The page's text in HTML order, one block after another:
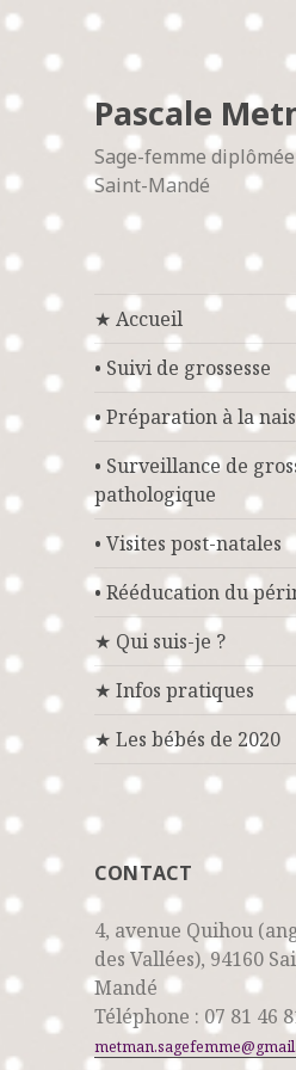
Pascale
Sage-femme
Saint-Mandé
★ Accueil
• Suivi de grossesse
• Préparation à la
• Surveillance de
pathologique
• Visites post-natales
• Rééducation du
★ Qui suis-je ?
★ Infos pratiques
★ Les bébés de 2020
CONTACT
4, avenue Quihou
des Vallées), 94160
Mandé
Téléphone : 07 81 46